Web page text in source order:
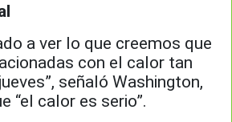
a ver lo que creemos que
con el calor tan
señaló Washington,
“el calor es serio”.